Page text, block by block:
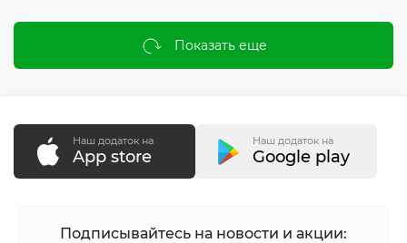
Показать еще
Наш додаток на
App store
Наш додаток на
Google play
Подписывайтесь на новости и акции: